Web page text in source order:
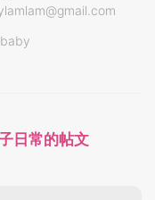
日常的帖文